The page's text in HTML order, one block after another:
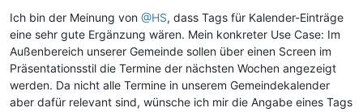
Ich bin der Meinung von @HS, dass Tags für Kalender-Einträge
eine sehr gute Ergänzung wären. Mein konkreter Use Case: Im
Außenbereich unserer Gemeinde sollen über einen Screen im
Präsentationsstil die Termine der nächsten Wochen angezeigt
werden. Da nicht alle Termine in unserem Gemeindekalender
aber dafür relevant sind, wünsche ich mir die Angabe eines Tags